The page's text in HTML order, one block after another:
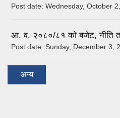
Post date: Wednesday, October
आ. व. २०८०/८१ को बजेट, नीति
Post date: Sunday, December 3,
अन्य